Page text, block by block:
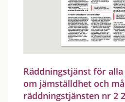
Räddningstjänst för
om jämställdhet och
räddningstjänsten nr 2